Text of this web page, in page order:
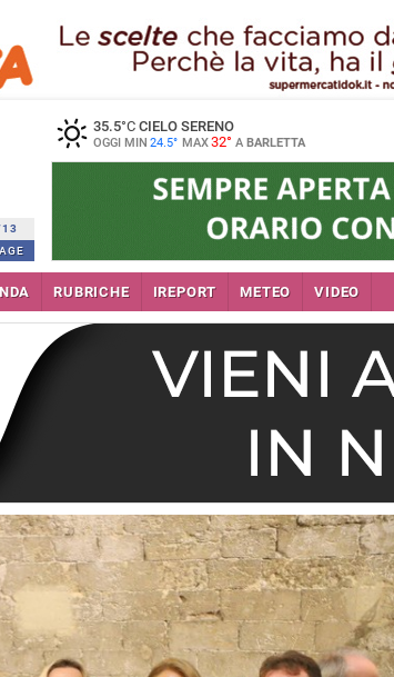
35.5°CCIELO SERENO
OGGI MIN 24.5° MAX32° A BARLETTA
RUBRICHE IREPORT METEO VIDEO